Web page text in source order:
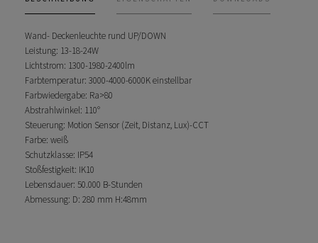
Wand- Deckenleuchte rund UP/DOWN
Leistung: 13-18-24W
Lichtstrom: 1300-1980-2400lm
Farbtemperatur: 3000-4000-6000K einstellbar
Farbwiedergabe: Ra>80
Abstrahlwinkel: 110°
Steuerung: Motion Sensor (Zeit, Distanz, Lux)-CCT
Farbe: weiß
Schutzklasse: IP54
Stoßfestigkeit: IK10
Lebensdauer: 50.000 B-Stunden
Abmessung: D: 280 mm H:48mm